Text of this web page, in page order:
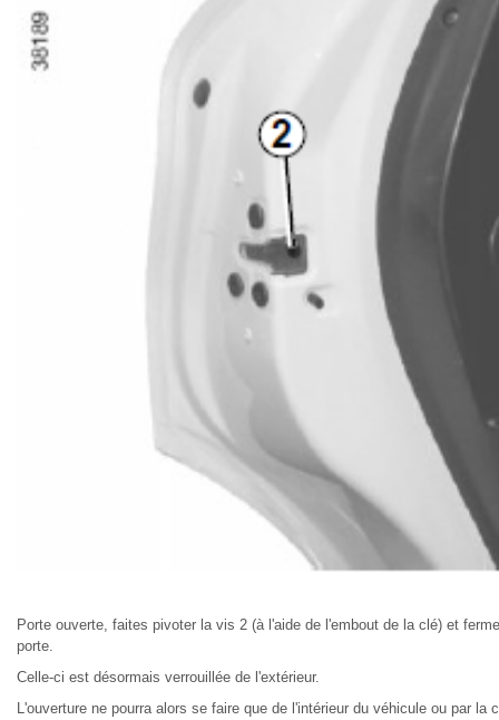
Porte ouverte, faites pivoter la vis 2 (à l'aide de l'embout de la clé) et
porte.
Celle-ci est désormais verrouillée de l'extérieur.
L'ouverture ne pourra alors se faire que de l'intérieur du véhicule ou par la